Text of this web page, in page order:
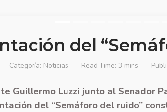
del
Categoría: Noticias Read Time: 3 mins
Guillermo Luzzi junto al Senador
del “Semáforo del ruido”